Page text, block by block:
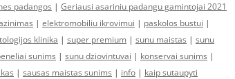
padangos | Geriausi asariniu padangu gamintojai 2021
| elektromobiliu ikrovimui | paskolos bustui |
klinika | super premium | sunu maistas | sunu
sunims | sunu dziovintuvai | konservai sunims |
| sausas maistas sunims | info | kaip sutaupyti